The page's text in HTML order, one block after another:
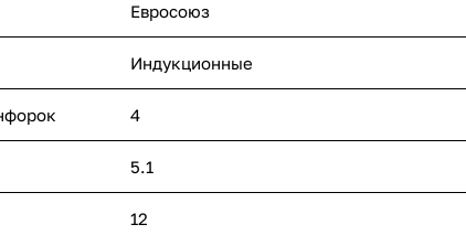
Евросоюз
Индукционные
4
5.1
12